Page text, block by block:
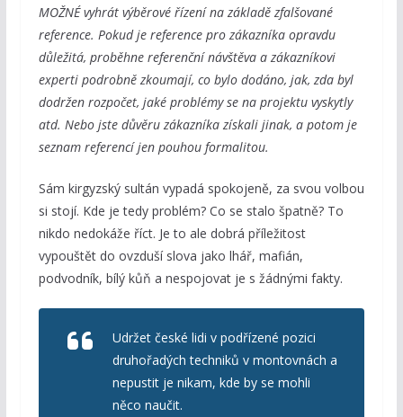
MOŽNÉ vyhrát výběrové řízení na základě zfalšované
reference. Pokud je reference pro zákazníka opravdu
důležitá, proběhne referenční návštěva a zákazníkovi
experti podrobně zkoumají, co bylo dodáno, jak, zda byl
dodržen rozpočet, jaké problémy se na projektu vyskytly
atd. Nebo jste důvěru zákazníka získali jinak, a potom je
seznam referencí jen pouhou formalitou.
Sám kirgyzský sultán vypadá spokojeně, za svou volbou
si stojí. Kde je tedy problém? Co se stalo špatně? To
nikdo nedokáže říct. Je to ale dobrá příležitost
vypouštět do ovzduší slova jako lhář, mafián,
podvodník, bílý kůň a nespojovat je s žádnými fakty.
Udržet české lidi v podřízené pozici
druhořadých techniků v montovnách a
nepustit je nikam, kde by se mohli
něco naučit.